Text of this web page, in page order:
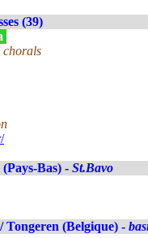
(39)
chorals
Bas) - St.Bavo
Tongeren (Belgique) -